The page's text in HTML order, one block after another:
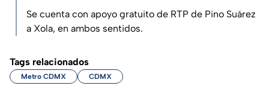
Se cuenta con apoyo gratuito de RTP de Pino Suárez
a Xola, en ambos sentidos.
Tags relacionados
Metro CDMX CDMX